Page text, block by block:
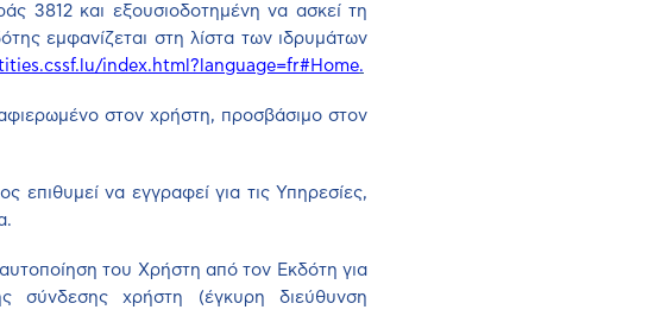
3812 και εξουσιοδοτημένη να ασκεί τη
εμφανίζεται στη λίστα των ιδρυμάτων
.cssf. lu/index. html ? language=fr# Home.
στον χρήστη, προσβάσιμο στον
να εγγραφεί για τις Υπηρεσίες,
του Χρήστη από τον Εκδότη για
σύνδεσης χρήστη (έγκυρη διεύθυνση